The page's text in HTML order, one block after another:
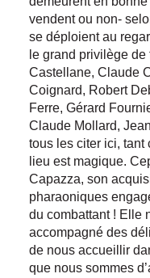
vendent ou non-
se déploient au
le grand privilège
Castellane, Claude
Coignard, Robert
Ferre, Gérard
Claude Mollard,
tous les citer ici, tant
lieu est magique.
Capazza, son
pharaoniques
du combattant ! Elle
accompagné des
de nous accueillir
que nous sommes